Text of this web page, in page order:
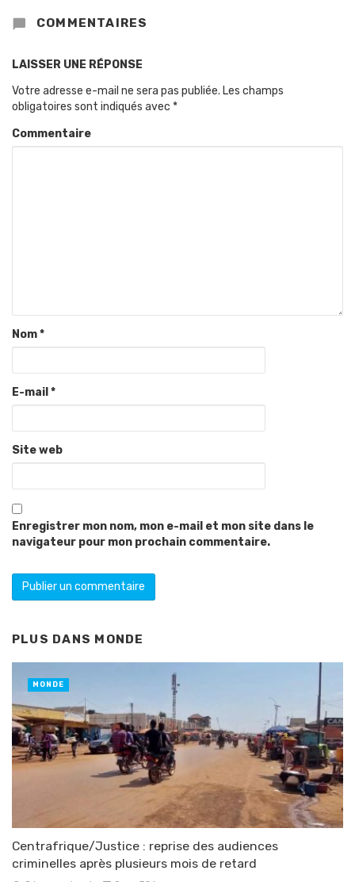
COMMENTAIRES
LAISSER UNE RÉPONSE
Votre adresse e-mail ne sera pas publiée. Les champs
obligatoires sont indiqués avec *
Commentaire
Nom*
E-mail *
Site web
Enregistrer mon nom, mon e-mail et mon site dans le
navigateur pour mon prochain commentaire.
PLUS DANS MONDE
Centrafrique/Justice : reprise des audiences
criminelles après plusieurs mois de retard
MONDE